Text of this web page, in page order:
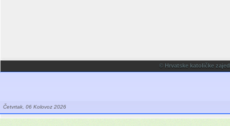
© Hrvatske katoličke
Četvrtak, 06 Kolovoz 2026